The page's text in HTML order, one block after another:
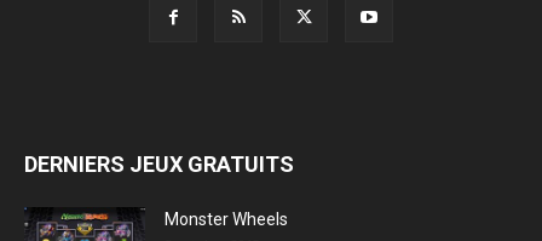
DERNIERS JEUX GRATUITS
Monster Wheels